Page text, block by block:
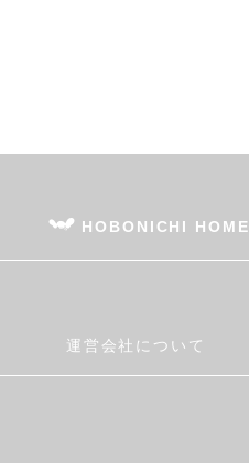
HOBONICHI HOME
運営会社について